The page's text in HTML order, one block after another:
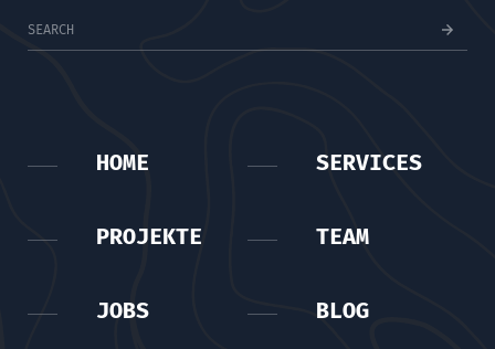
HOME SERVICES
PROJEKTE TEAM
JOBS BLOG